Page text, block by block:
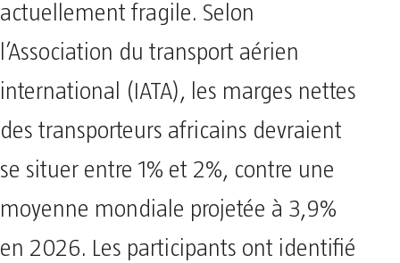
actuellement fragile. Selon
l’Association du transport aérien
international (IATA), les marges nettes
des transporteurs africains devraient
se situer entre 1% et 2%, contre une
moyenne mondiale projetée à 3,9%
en 2026. Les participants ont identifié